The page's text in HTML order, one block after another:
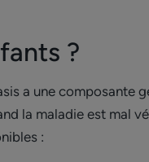
?
a une composante
la maladie est mal
: